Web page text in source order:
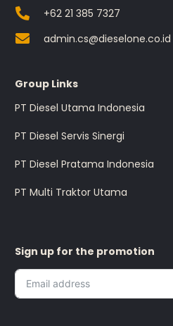
+62 21 385 7327
admin.cs@dieselone.co.id
Group Links
PT Diesel Utama Indonesia
PT Diesel Servis Sinergi
PT Diesel Pratama Indonesia
PT Multi Traktor Utama
Sign up for the promotion